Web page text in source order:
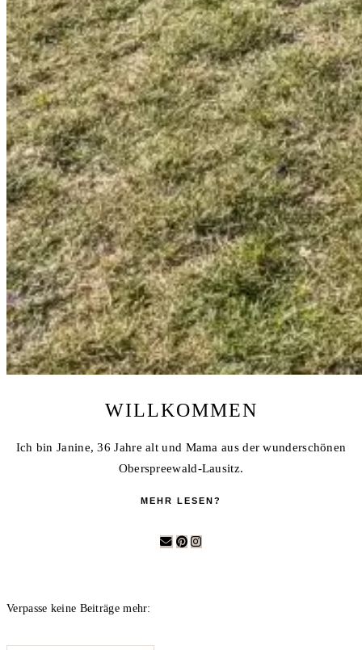
WILLKOMMEN
Ich bin Janine, 36 Jahre alt und Mama aus der wunderschönen
Oberspreewald-Lausitz.
MEHR LESEN?
Verpasse keine Beiträge mehr: